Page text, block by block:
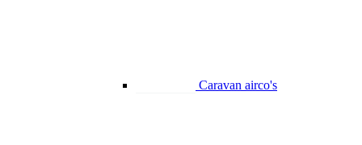
Caravan airco's